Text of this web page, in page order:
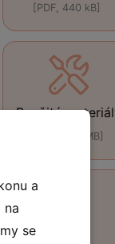
[PDF, 440 kB]
Použité
[ZIP, 3.49 MB]
a
na
se